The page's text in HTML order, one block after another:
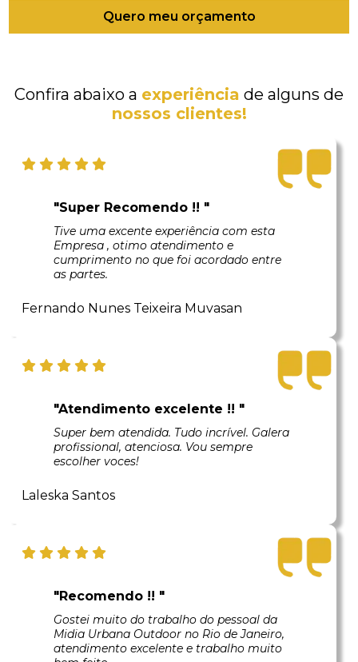
Quero meu orçamento
Confira abaixo a experiência de alguns de
nossos clientes!
"Super Recomendo !! "
Tive uma excente experiência com esta
Empresa , otimo atendimento e
cumprimento no que foi acordado entre
as partes.
Fernando Nunes Teixeira Muvasan
"Atendimento excelente !! "
Super bem atendida. Tudo incrível. Galera
profissional, atenciosa. Vou sempre
escolher voces!
Laleska Santos
"Recomendo !! "
Gostei muito do trabalho do pessoal da
Midia Urbana Outdoor no Rio de Janeiro,
atendimento excelente e trabalho muito